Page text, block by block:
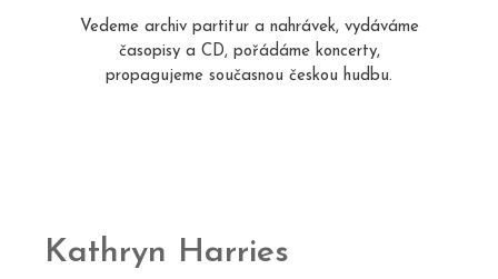
Vedeme archiv partitur a nahrávek, vydáváme
časopisy a CD, pořádáme koncerty,
propagujeme současnou českou hudbu.
Kathryn Harries